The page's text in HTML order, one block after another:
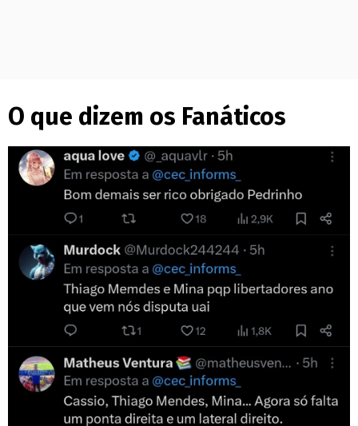
O que dizem os Fanáticos